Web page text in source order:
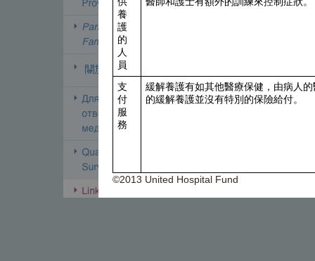
養
護
的
人
員
支
付
服
務
緩解養護有如其他醫療保健，由病人
的緩解養護並沒有特別的保險給付。
©2013 United Hospital Fund